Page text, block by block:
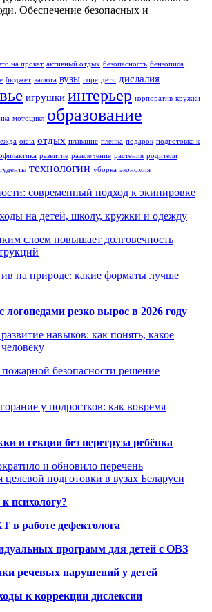
Обеспечение безопасных и
на прокат активный отдых безопасность бензопила
бюджет валюта вузы горе дети дислалия
игрушки интерьер корпоратив кружки
мотоцикл образование
окна отдых плавание пленка подарок подготовка к
развитие развлечение растения родители
технологии уборка экономия
современный подход к экипировке
на детей, школу, кружки и одежду
слоем повышает долговечность
на природе: какие форматы лучше
логопедами резко вырос в 2026 году
навыков: как понять, какое
безопасности решение
у подростков: как вовремя
и секции без перегруза ребёнка
и обновило перечень
целевой подготовки в вузах Беларуси
психологу?
в работе дефектолога
программ для детей с ОВЗ
речевых нарушений у детей
к коррекции дислексии